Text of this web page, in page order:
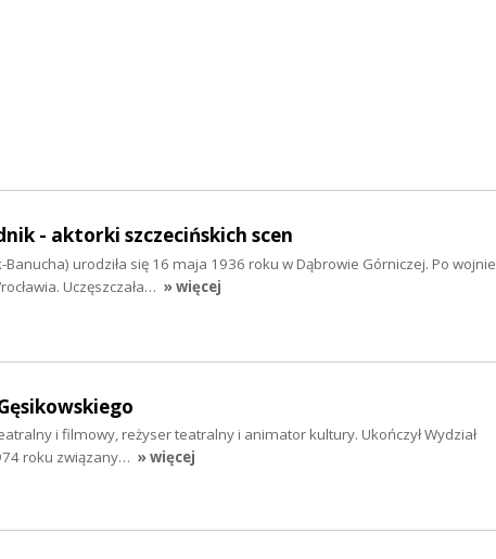
- aktorki szczecińskich scen
urodziła się 16 maja 1936 roku w Dąbrowie Górniczej. Po wojnie
Uczęszczała… » więcej
i filmowy, reżyser teatralny i animator kultury. Ukończył Wydział
roku związany… » więcej